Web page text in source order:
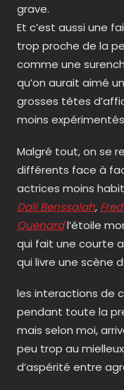
grave.
Et c’est aussi une
trop proche de la
comme une
qu’on aurait aimé
grosses têtes
moins
Malgré tout, on se
différents face à
actrices moins
Dali Benssalah,
Quenardl’étoile
qui fait une courte
qui livre une scène
les interactions de
pendant toute la
mais selon moi,
peu trop au
d’aspérité entre